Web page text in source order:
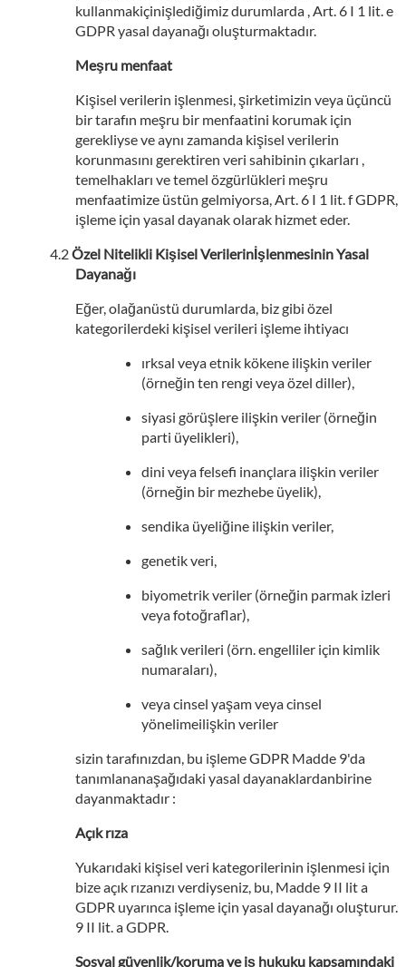
kullanmakiçinişlediğimiz durumlarda , Art. 6 I 1 lit. e
GDPR yasal dayanağı oluşturmaktadır.
Meşru menfaat
Kişisel verilerin işlenmesi, şirketimizin veya üçüncü
bir tarafın meşru bir menfaatini korumak için
gerekliyse ve aynı zamanda kişisel verilerin
korunmasını gerektiren veri sahibinin çıkarları ,
temelhakları ve temel özgürlükleri meşru
menfaatimize üstün gelmiyorsa, Art. 6 I 1 lit. f GDPR,
işleme için yasal dayanak olarak hizmet eder.
Özel Nitelikli Kişisel Verilerinİşlenmesinin Yasal
Dayanağı
Eğer, olağanüstü durumlarda, biz gibi özel
kategorilerdeki kişisel verileri işleme ihtiyacı
ırksal veya etnik kökene ilişkin veriler
(örneğin ten rengi veya özel diller),
siyasi görüşlere ilişkin veriler (örneğin
parti üyelikleri),
dini veya felsefi inançlara ilişkin veriler
(örneğin bir mezhebe üyelik),
sendika üyeliğine ilişkin veriler,
genetik veri,
biyometrik veriler (örneğin parmak izleri
veya fotoğraflar),
sağlık verileri (örn. engelliler için kimlik
numaraları),
veya cinsel yaşam veya cinsel
yönelimeilişkin veriler
sizin tarafınızdan, bu işleme GDPR Madde 9'da
tanımlananaşağıdaki yasal dayanaklardanbirine
dayanmaktadır :
Açık rıza
Yukarıdaki kişisel veri kategorilerinin işlenmesi için
bize açık rızanızı verdiyseniz, bu, Madde 9 II lit a
GDPR uyarınca işleme için yasal dayanağı oluşturur.
9 II lit. a GDPR.
Sosyal güvenlik/koruma ve iş hukuku kapsamındaki